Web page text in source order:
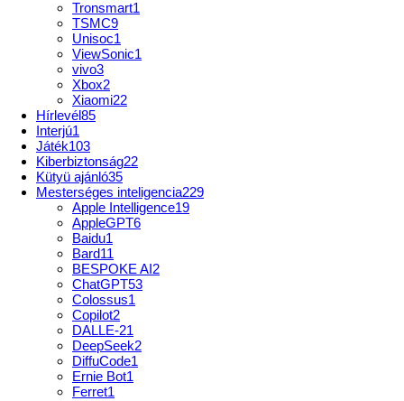
Tronsmart1
TSMC9
Unisoc1
ViewSonic1
vivo3
Xbox2
Xiaomi22
Hírlevél85
Interjú1
Játék103
Kiberbiztonság22
Kütyü ajánló35
Mesterséges inteligencia229
Apple Intelligence19
AppleGPT6
Baidu1
Bard11
BESPOKE AI2
ChatGPT53
Colossus1
Copilot2
DALLE-21
DeepSeek2
DiffuCode1
Ernie Bot1
Ferret1